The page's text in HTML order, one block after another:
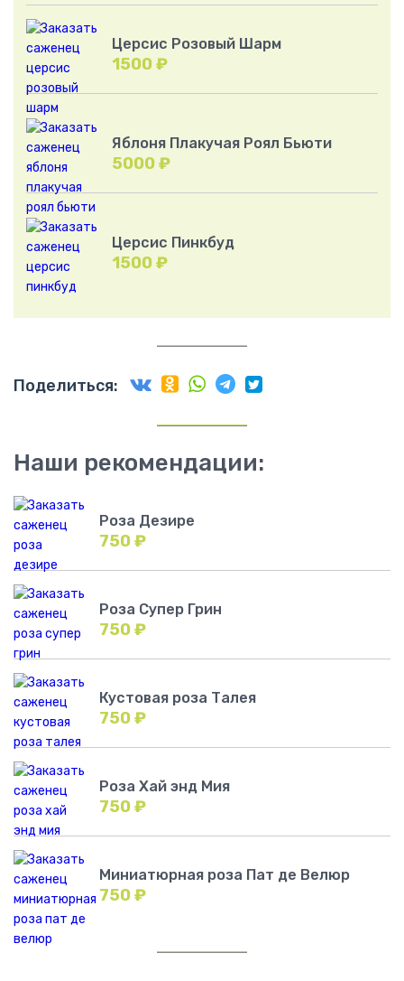
Церсис Розовый Шарм
1500 ₽
Яблоня Плакучая Роял Бьюти
5000 ₽
Церсис Пинкбуд
1500 ₽
Поделиться:
Наши рекомендации:
Роза Дезире
750₽
Роза Супер Грин
750₽
Кустовая роза Талея
750₽
Роза Хай энд Мия
750₽
Миниатюрная роза Пат де Велюр
750₽